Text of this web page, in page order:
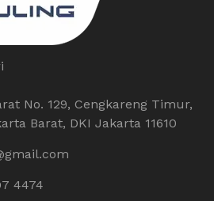
No. 129, Cengkareng Timur,
Barat, DKI Jakarta 11610
4474